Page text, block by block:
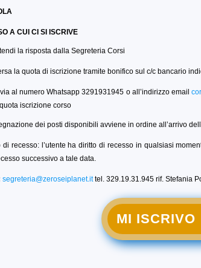
A CUI CI SI ISCRIVE
la risposta dalla Segreteria Corsi
la quota di iscrizione tramite bonifico sul c/c bancario
al numero Whatsapp 3291931945 o all’indirizzo email
iscrizione corso
dei posti disponibili avviene in ordine all’arrivo
di recesso: l’utente ha diritto di recesso in qualsiasi
successivo a tale data.
segreteria@zeroseiplanet.ittel. 329.19.31.945 rif. Stefania
MI ISCRIVO